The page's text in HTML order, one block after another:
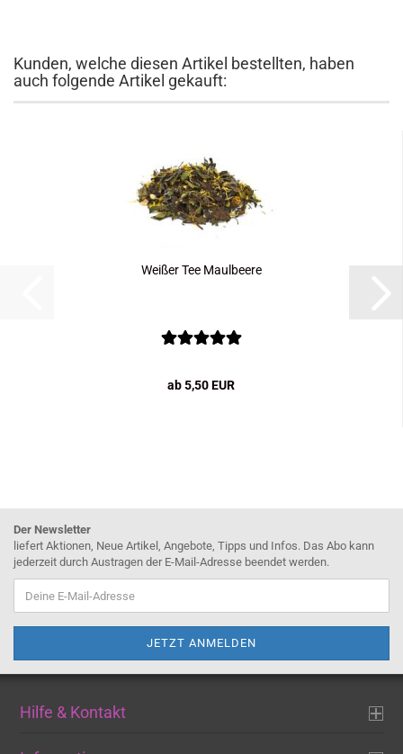
Kunden, welche diesen Artikel bestellten, haben
auch folgende Artikel gekauft:
Weißer Tee Maulbeere
ab 5,50 EUR
Der Newsletter
liefert Aktionen, Neue Artikel, Angebote, Tipps und Infos. Das Abo kann
jederzeit durch Austragen der E-Mail-Adresse beendet werden.
Hilfe & Kontakt